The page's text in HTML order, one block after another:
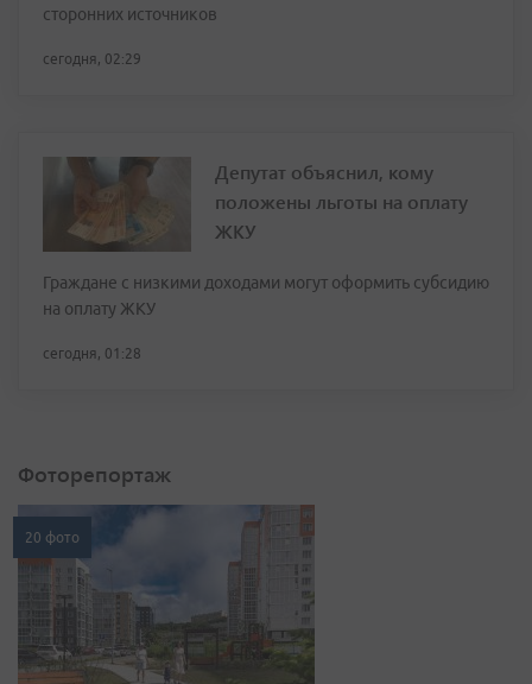
сторонних источников
сегодня, 02:29
Депутат объяснил, кому
положены льготы на оплату
ЖКУ
Граждане с низкими доходами могут оформить субсидию
на оплату ЖКУ
сегодня, 01:28
Фоторепортаж
20 фото